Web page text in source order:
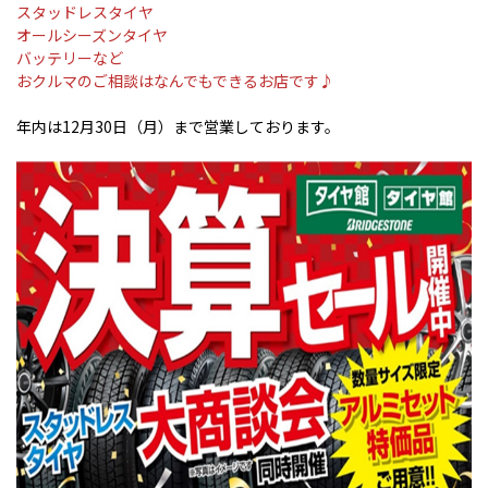
スタッドレスタイヤ
オールシーズンタイヤ
バッテリーなど
おクルマのご相談はなんでもできるお店です♪
年内は12月30日（月）まで営業しております。